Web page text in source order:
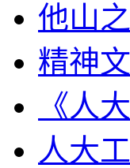
他山
精神
《人
人大